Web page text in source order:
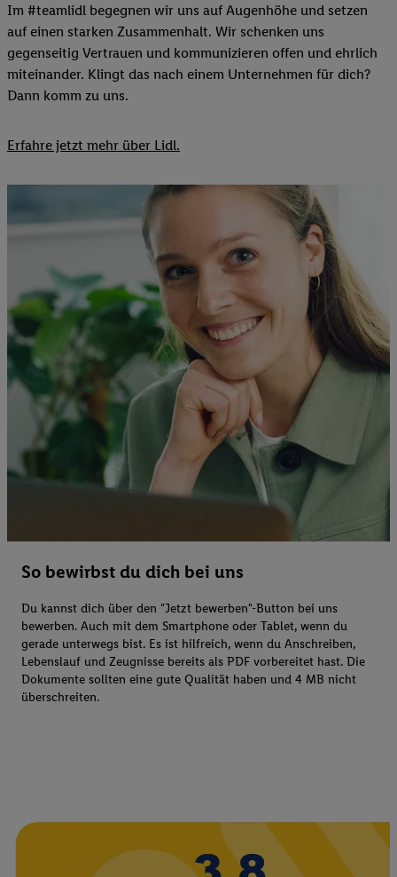
Im #teamlidl begegnen wir uns auf Augenhöhe und setzen
auf einen starken Zusammenhalt. Wir schenken uns
gegenseitig Vertrauen und kommunizieren offen und ehrlich
miteinander. Klingt das nach einem Unternehmen für dich?
Dann komm zu uns.​
Erfahre jetzt mehr über Lidl.
So bewirbst du dich bei uns
Du kannst dich über den "Jetzt bewerben"-Button bei uns
bewerben. Auch mit dem Smartphone oder Tablet, wenn du
gerade unterwegs bist. Es ist hilfreich, wenn du Anschreiben,
Lebenslauf und Zeugnisse bereits als PDF vorbereitet hast. Die
Dokumente sollten eine gute Qualität haben und 4 MB nicht
überschreiten.